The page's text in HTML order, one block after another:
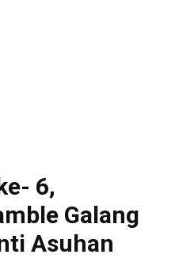
6,
Galang
Asuhan